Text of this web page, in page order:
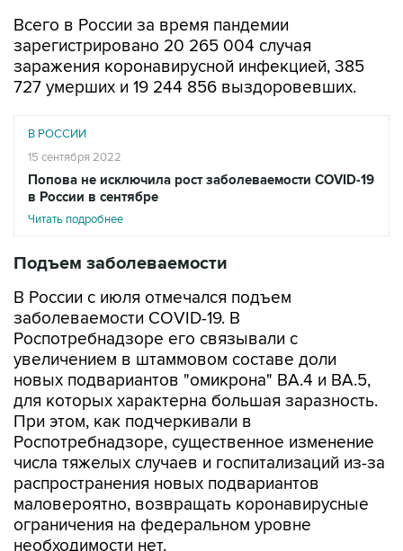
Всего в России за время пандемии
зарегистрировано 20 265 004 случая
заражения коронавирусной инфекцией, 385
727 умерших и 19 244 856 выздоровевших.
В РОССИИ
15 сентября 2022
Попова не исключила рост заболеваемости COVID-19
в России в сентябре
Читать подробнее
Подъем заболеваемости
В России с июля отмечался подъем
заболеваемости COVID-19. В
Роспотребнадзоре его связывали с
увеличением в штаммовом составе доли
новых подвариантов "омикрона" ВА.4 и ВА.5,
для которых характерна большая заразность.
При этом, как подчеркивали в
Роспотребнадзоре, существенное изменение
числа тяжелых случаев и госпитализаций из-за
распространения новых подвариантов
маловероятно, возвращать коронавирусные
ограничения на федеральном уровне
необходимости нет.